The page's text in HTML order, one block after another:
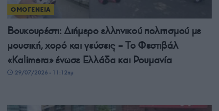
ΟΜΟΓΕΝΕΙΑ
Βουκουρέστι: Διήμερο ελληνικού πολιτισμού με
μουσική, χορό και γεύσεις – Το Φεστιβάλ
«Kalimera» ένωσε Ελλάδα και Ρουμανία
29/07/2026 - 11:12πμ